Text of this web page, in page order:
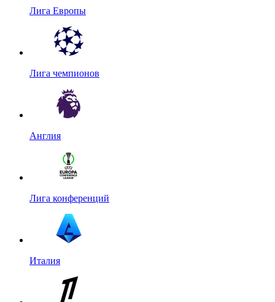
Лига Европы
Лига чемпионов
Англия
Лига конференций
Италия